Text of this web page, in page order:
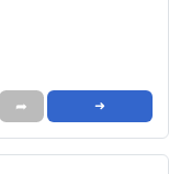
➦ ➜